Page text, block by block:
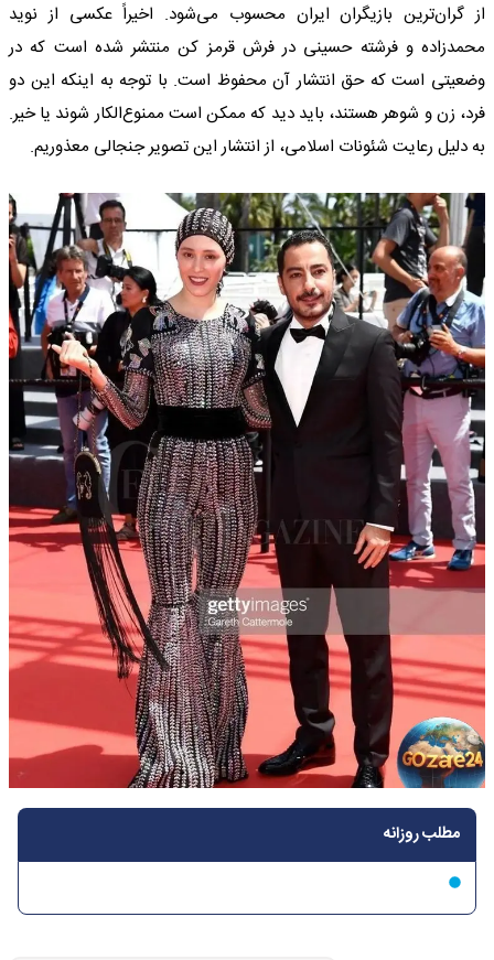
از گران‌ترین بازیگران ایران محسوب می‌شود. اخیراً عکسی از نوید
محمدزاده و فرشته حسینی در فرش قرمز کن منتشر شده است که در
وضعیتی است که حق انتشار آن محفوظ است. با توجه به اینکه این دو
فرد، زن و شوهر هستند، باید دید که ممکن است ممنوع‌الکار شوند یا خیر.
به دلیل رعایت شئونات اسلامی، از انتشار این تصویر جنجالی معذوریم.
مطلب روزانه